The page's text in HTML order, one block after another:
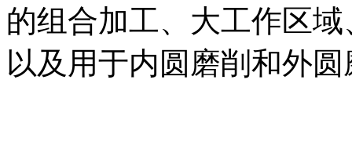
的组合加工、大工作区
以及用于内圆磨削和外